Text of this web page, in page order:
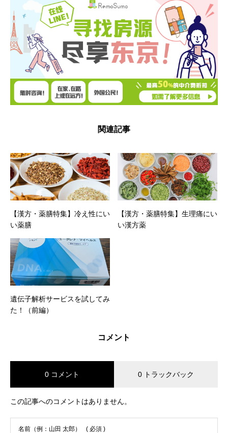
関連記事
【漢方・薬膳特集】冷え性にい
い薬膳
【漢方・薬膳特集】生理痛にい
い漢方薬
遺伝子解析サービスを試してみ
た！（前編）
コメント
0 コメント 0 トラックバック
この記事へのコメントはありません。
名前（例：山田 太郎） ( 必須 )